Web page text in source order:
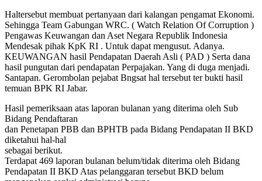
Haltersebut membuat pertanyaan dari kalangan pengamat Ekonomi.
Sehingga Team Gabungan WRC. ( Watch Relation Of Corruption )
Pengawas Keuwangan dan Aset Negara Republik Indonesia
Mendesak pihak KpK RI . Untuk dapat mengusut. Adanya.
KEUWANGAN hasil Pendapatan Daerah Asli ( PAD ) Serta dana
hasil pungutan dari pendapatan Perpajakan. Yang di duga menjadi.
Santapan. Gerombolan pejabat Bngsat hal tersebut ter bukti hasil
temuan BPK RI Jabar.
Hasil pemeriksaan atas laporan bulanan yang diterima oleh Sub
Bidang Pendaftaran
dan Penetapan PBB dan BPHTB pada Bidang Pendapatan II BKD
diketahui hal-hal
sebagai berikut.
Terdapat 469 laporan bulanan belum/tidak diterima oleh Bidang
Pendapatan II BKD Atas pelanggaran tersebut BKD belum